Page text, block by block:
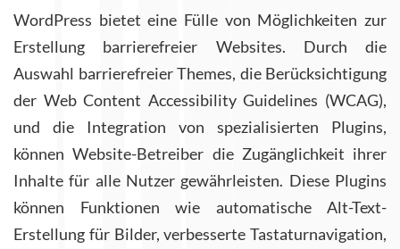
WordPress bietet eine Fülle von Möglichkeiten zur
Erstellung barrierefreier Websites. Durch die
Auswahl barrierefreier Themes, die Berücksichtigung
der Web Content Accessibility Guidelines (WCAG),
und die Integration von spezialisierten Plugins,
können Website-Betreiber die Zugänglichkeit ihrer
Inhalte für alle Nutzer gewährleisten. Diese Plugins
können Funktionen wie automatische Alt-Text-
Erstellung für Bilder, verbesserte Tastaturnavigation,